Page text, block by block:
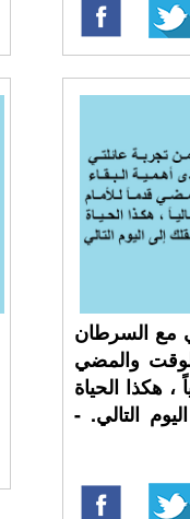
مع السرطان
والمضي
هكذا الحياة
التالي. -